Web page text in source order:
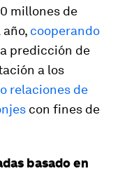
millones de
cooperando
predicción de
a los
relaciones de
con fines de
basado en